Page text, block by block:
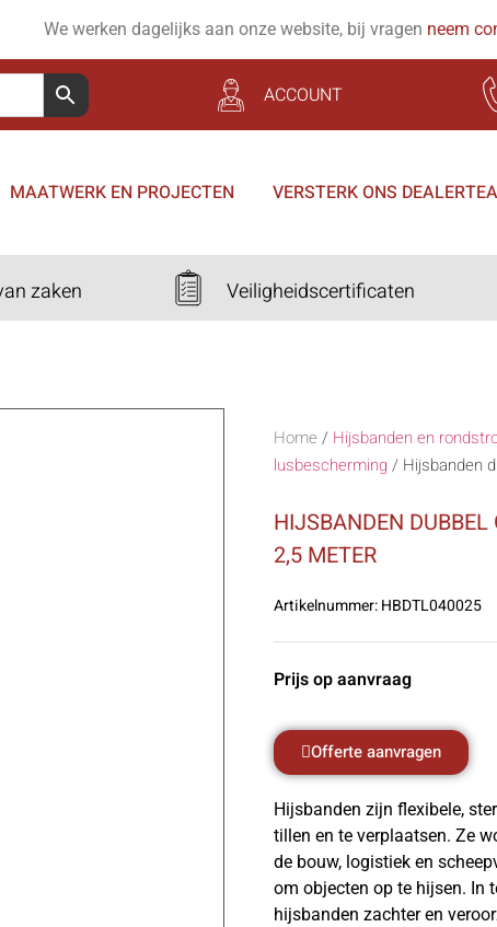
We werken dagelijks aan onze website, bij vragen neem
ACCOUNT
MAATWERK EN PROJECTEN VERSTERK ONS
zaken Veiligheidscertificaten
Home / Hijsbanden en
lusbescherming / Hijsbanden
HIJSBANDEN
2,5 METER
Artikelnummer:HBDTL040025
Prijs op aanvraag
Offerte aanvragen
Hijsbanden zijn flexibele,
tillen en te verplaatsen. Ze
de bouw, logistiek en
om objecten op te hijsen. In
hijsbanden zachter en